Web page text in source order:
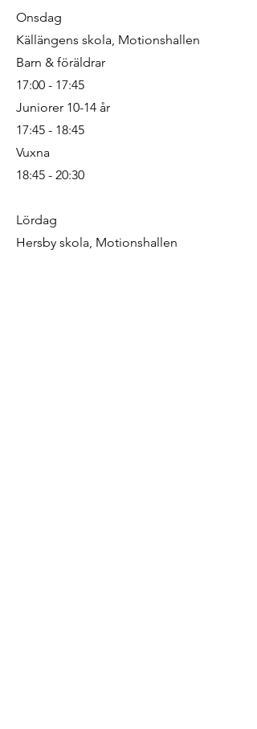
Onsdag
Källängens skola, Motionshallen
Barn & föräldrar
17:00 - 17:45
Juniorer 10-14 år
17:45 - 18:45
Vuxna
18:45 - 20:30
Lördag
Hersby skola, Motionshallen